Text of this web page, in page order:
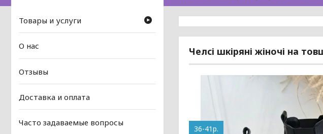
Челсі шкіряні жіночі на
36-41р.
Товары и услуги
О нас
Отзывы
Доставка и оплата
Часто задаваемые вопросы